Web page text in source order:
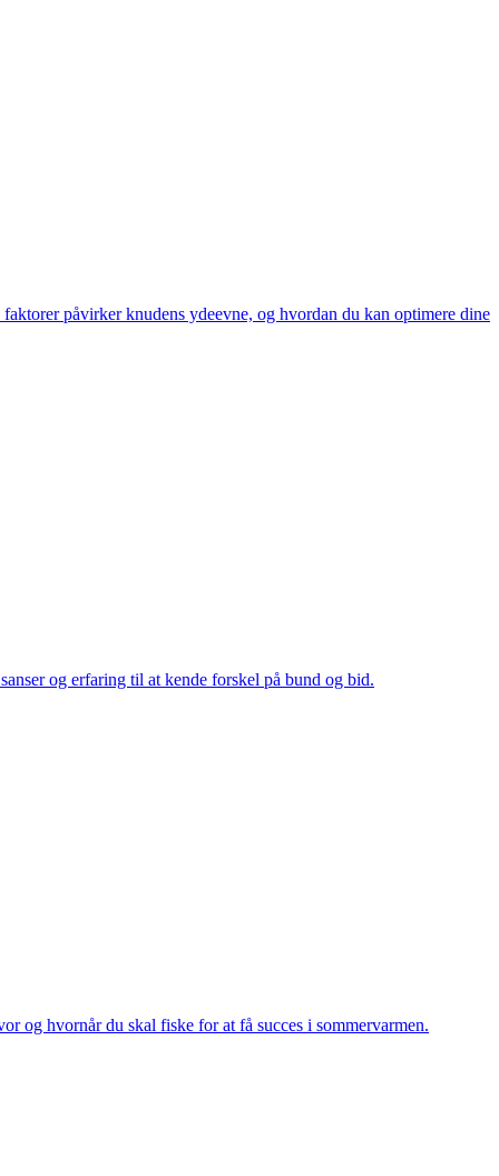
påvirker knudens ydeevne, og hvordan du kan optimere dine
og erfaring til at kende forskel på bund og bid.
og hvornår du skal fiske for at få succes i sommervarmen.